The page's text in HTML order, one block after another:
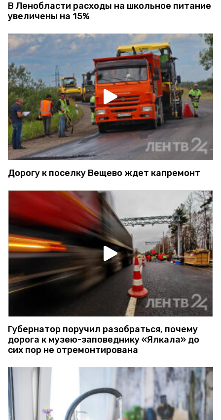
В Ленобласти расходы на школьное питание
увеличены на 15%
Дорогу к поселку Вещево ждет капремонт
Губернатор поручил разобраться, почему
дорога к музею-заповеднику «Ялкала» до
сих пор не отремонтирована